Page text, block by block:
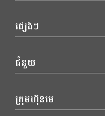
ផ្សេងៗ
ជំនួយ
ក្រុមហ៊ុនមេ